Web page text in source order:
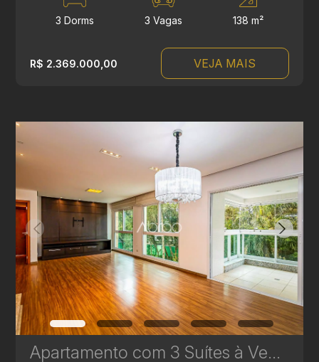
3 Dorms 3 Vagas 138 m²
R$ 2.369.000,00 VEJA MAIS
Apartamento com 3 Suítes à Venda no Infinity & Privilege - 174 m² - Ecoville | Ref. 1749